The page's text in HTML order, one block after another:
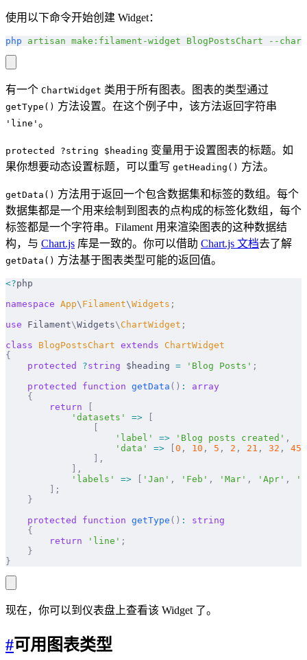
使用以下命令开始创建 Widget：
php artisan make:filament-widget BlogPostsChart --chart
有一个 ChartWidget 类用于所有图表。图表的类型通过
getType() 方法设置。在这个例子中，该方法返回字符串
'line' 。
protected ?string $heading 变量用于设置图表的标题。如
果你想要动态设置标题，可以重写 getHeading() 方法。
getData() 方法用于返回一个包含数据集和标签的数组。每个
数据集都是一个用来绘制到图表的点构成的标签化数组，每个
标签都是一个字符串。Filament 用来渲染图表的这种数据结
构，与 Chart.js 库是一致的。你可以借助 Chart.js 文档去了解
getData() 方法基于图表类型可能的返回值。
<?php
namespace App\ Filament\Widgets ;
use Filament\Widgets\ ChartWidget ;
class BlogPostsChart extends ChartWidget
{
    protected
?string $heading = 'Blog Posts' ;
    protected
function getData () :
array
    {
        return
            'datasets'
=>
                    'label'
=> 'Blog posts created' ,
                    'data'
=> 0 , 10 , 5 , 2 , 21 , 32 , 45
                ],
            ],
            'labels'
=> 'Jan' , 'Feb' , 'Mar' , 'Apr' ,
        ];
    }
    protected
function getType () :
string
    {
        return
'line' ;
    }
}
现在，你可以到仪表盘上查看该 Widget 了。
#可用图表类型